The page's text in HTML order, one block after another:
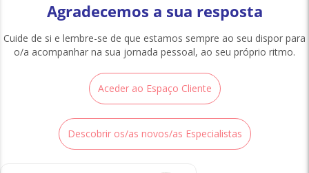
Agradecemos a sua resposta
Cuide de si e lembre-se de que estamos sempre ao seu dispor para
o/a acompanhar na sua jornada pessoal, ao seu próprio ritmo.
Aceder ao Espaço Cliente
Descobrir os/as novos/as Especialistas